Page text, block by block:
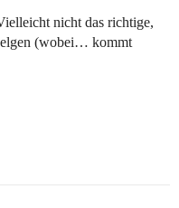
nicht das richtige,
(wobei… kommt